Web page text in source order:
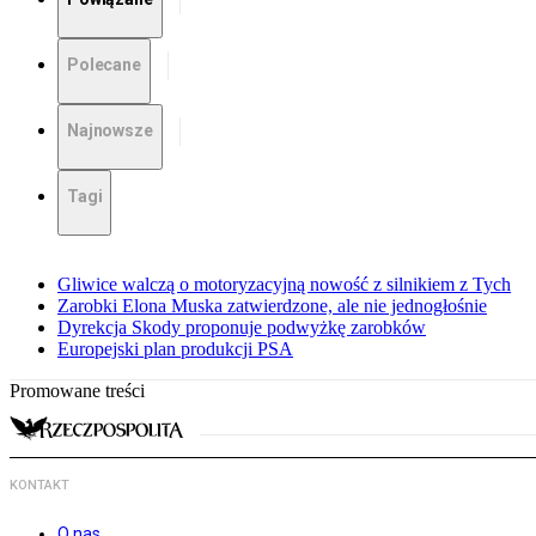
Polecane
Najnowsze
Tagi
Gliwice walczą o motoryzacyjną nowość z silnikiem z Tych
Zarobki Elona Muska zatwierdzone, ale nie jednogłośnie
Dyrekcja Skody proponuje podwyżkę zarobków
Europejski plan produkcji PSA
Promowane treści
KONTAKT